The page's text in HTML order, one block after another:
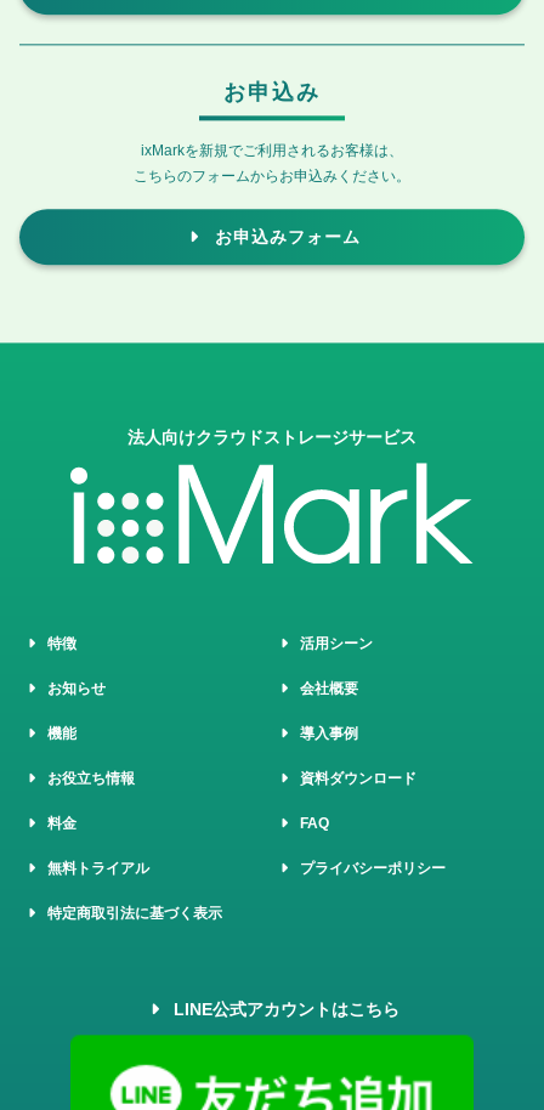
お申込み
ixMarkを新規でご利用されるお客様は、
こちらのフォームからお申込みください。
お申込みフォーム
法人向けクラウドストレージサービス
特徴 活用シーン
お知らせ 会社概要
機能 導入事例
お役立ち情報 資料ダウンロード
料金 FAQ
無料トライアル プライバシーポリシー
特定商取引法に基づく表示
LINE公式アカウントはこちら